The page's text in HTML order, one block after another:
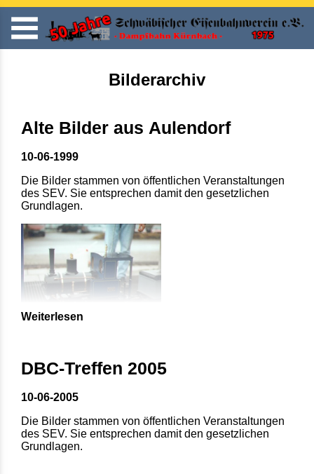
Bilderarchiv
Alte Bilder aus Aulendorf
10-06-1999
Die Bilder stammen von öffentlichen Veranstaltungen
des SEV. Sie entsprechen damit den gesetzlichen
Grundlagen.
Weiterlesen
DBC-Treffen 2005
10-06-2005
Die Bilder stammen von öffentlichen Veranstaltungen
des SEV. Sie entsprechen damit den gesetzlichen
Grundlagen.